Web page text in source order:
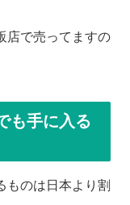
店で売ってますの
も手に入る
ものは日本より割